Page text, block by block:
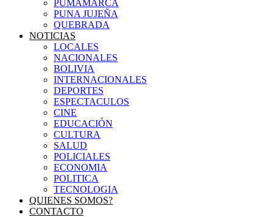
PUMAMARCA
PUNA JUJEÑA
QUEBRADA
NOTICIAS
LOCALES
NACIONALES
BOLIVIA
INTERNACIONALES
DEPORTES
ESPECTACULOS
CINE
EDUCACIÓN
CULTURA
SALUD
POLICIALES
ECONOMIA
POLITICA
TECNOLOGIA
QUIENES SOMOS?
CONTACTO